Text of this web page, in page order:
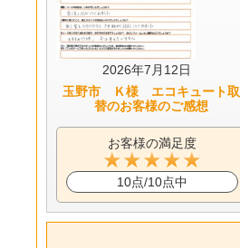
2026年7月12日
玉野市 Ｋ様 エコキュート取
替のお客様のご感想
お客様の満足度
10点/10点中